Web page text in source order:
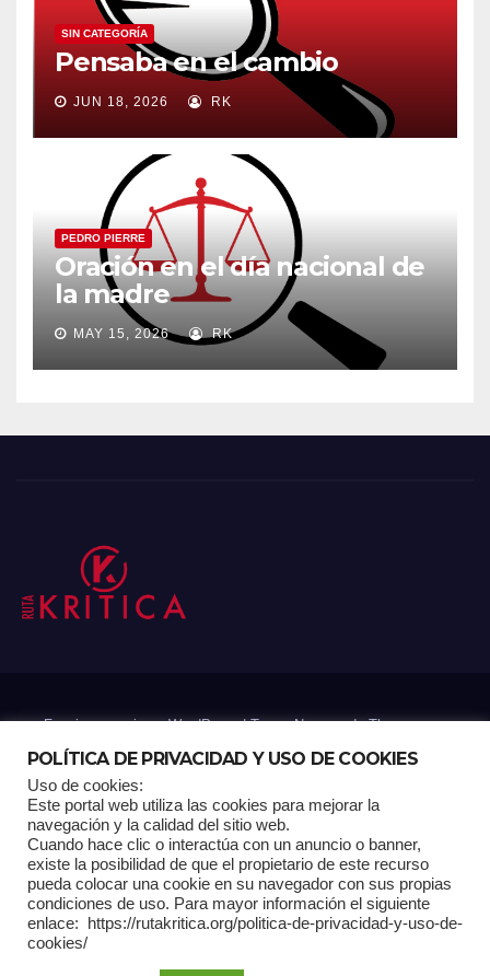
SIN CATEGORÍA
Pensaba en el cambio
JUN 18, 2026 RK
PEDRO PIERRE
Oración en el día nacional de
la madre
MAY 15, 2026 RK
Funciona gracias a WordPress|Tema: Newsup deThemeansar
Home Análisis Carrito RK Contactos Documental Gracias !
Multimedia Página de ejemplo Pagina Principal Pago
POLÍTICA DE PRIVACIDAD Y USO DE COOKIES
Uso de cookies:
Este portal web utiliza las cookies para mejorar la
navegación y la calidad del sitio web.
Cuando hace clic o interactúa con un anuncio o banner,
existe la posibilidad de que el propietario de este recurso
pueda colocar una cookie en su navegador con sus propias
condiciones de uso. Para mayor información el siguiente
enlace: https://rutakritica.org/politica-de-privacidad-y-uso-de-
cookies/